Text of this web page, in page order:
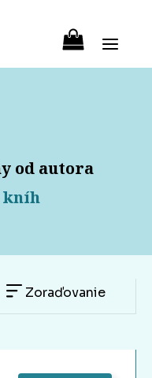
od autora
kníh
Zoraďovanie